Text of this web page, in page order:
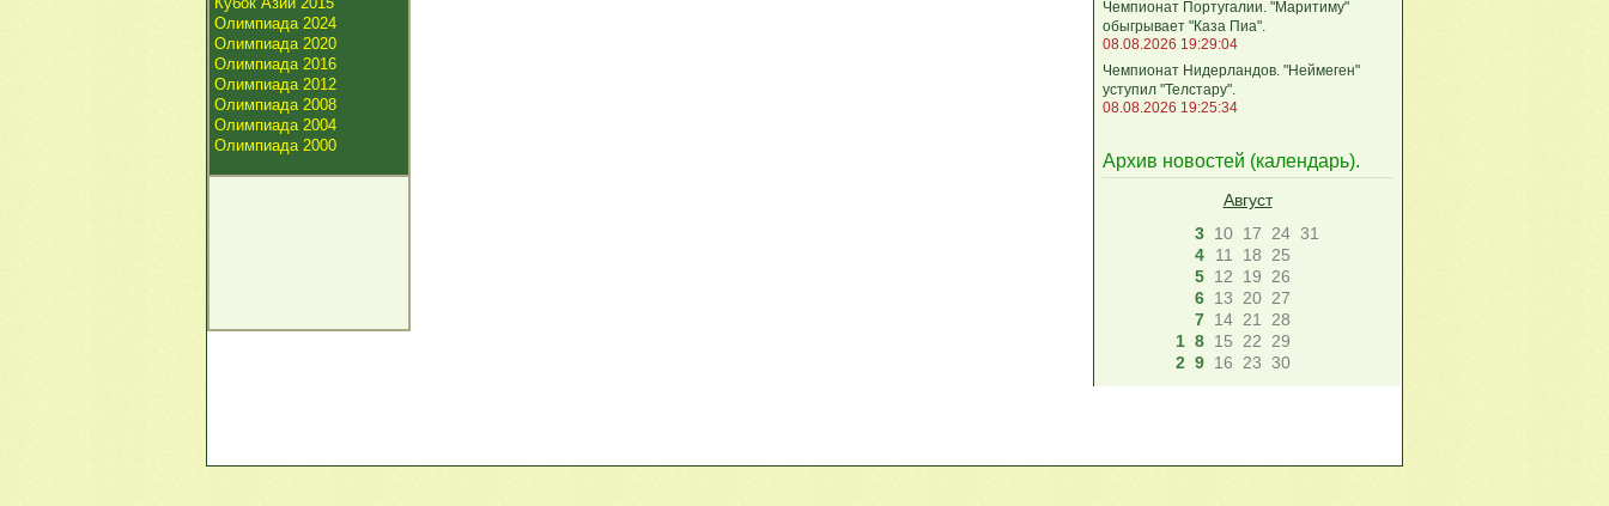
Олимпиада 2024
Олимпиада 2020
Олимпиада 2016
Олимпиада 2012
Олимпиада 2008
Олимпиада 2004
Олимпиада 2000
Чемпионат Португалии. "Маритиму"
обыгрывает "Каза Пиа".
08.08.2026 19:29:04
Чемпионат Нидерландов. "Неймеген"
уступил "Телстару".
08.08.2026 19:25:34
Архив новостей (календарь).
Август
3 10 17 24 31
4
11 18
25
5 12 19
26
6 13 20 27
7 14 21
28
1 8 15 22
29
2 9 16 23 30